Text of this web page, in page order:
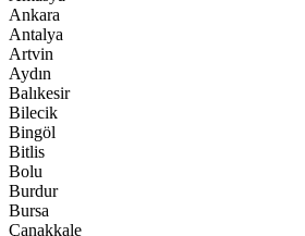
Ankara
Antalya
Artvin
Aydın
Balıkesir
Bilecik
Bingöl
Bitlis
Bolu
Burdur
Bursa
Çanakkale